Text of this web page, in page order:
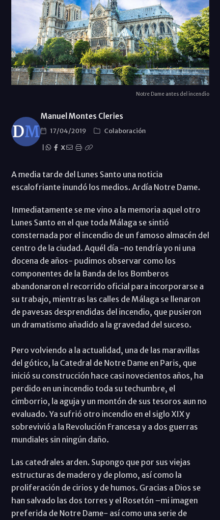
Notre Dame antes del incendio
Manuel Montes Cleries
17/04/2019
Colaboración
X
A media tarde del Lunes Santo una noticia
escalofriante inundó los medios. Ardía Notre Dame.
Inmediatamente se me vino a la memoria aquel otro
Lunes Santo en el que toda Málaga se sintió
consternada por el incendio de un famoso almacén del
centro de la ciudad. Aquél día -no tendría yo ni una
docena de años- pudimos observar como los
componentes de la Banda de los Bomberos
abandonaron el recorrido oficial para incorporarse a
su trabajo, mientras las calles de Málaga se llenaron
de pavesas desprendidas del incendio, que pusieron
un dramatismo añadido a la gravedad del suceso.
Pero volviendo a la actualidad, una de las maravillas
del gótico, la Catedral de Notre Dame en Paris, que
inició su construcción hace casi novecientos años, ha
perdido en un incendio toda su techumbre, el
cimborrio, la aguja y un montón de sus tesoros aun no
evaluado. Ya sufrió otro incendio en el siglo XIX y
sobrevivió a la Revolución Francesa y a dos guerras
mundiales sin ningún daño.
Las catedrales arden. Supongo que por sus viejas
estructuras de madero y de plomo, así como la
proliferación de cirios y de humos. Gracias a Dios se
han salvado las dos torres y el Rosetón –mi imagen
preferida de Notre Dame- así como una serie de